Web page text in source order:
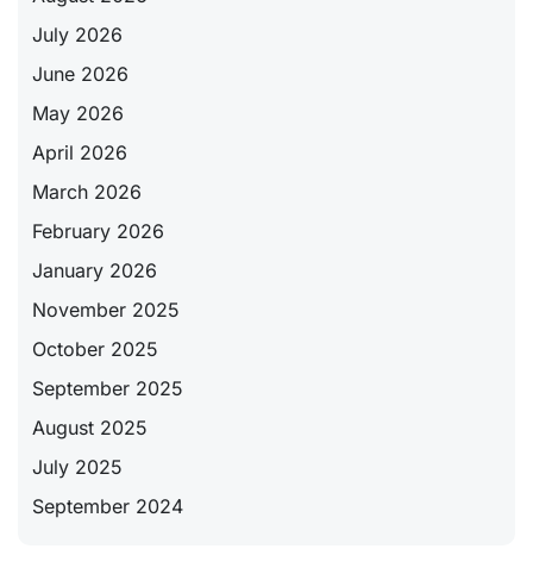
July 2026
June 2026
May 2026
April 2026
March 2026
February 2026
January 2026
November 2025
October 2025
September 2025
August 2025
July 2025
September 2024